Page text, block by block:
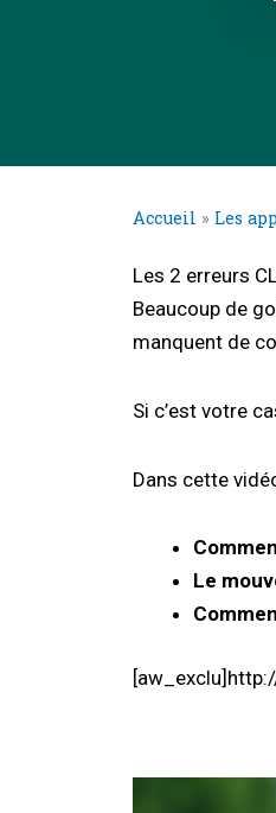
Accueil » Les
Les 2 erreurs
Beaucoup de
manquent de
Si c’est votre
Dans cette
Le